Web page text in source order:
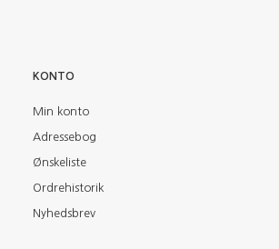
KONTO
Min konto
Adressebog
Ønskeliste
Ordrehistorik
Nyhedsbrev